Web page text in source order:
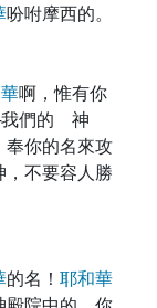
吩咐摩西的。
華啊，惟有你
們的 神
奉你的名來攻
不要容人勝
的名！ 耶和華